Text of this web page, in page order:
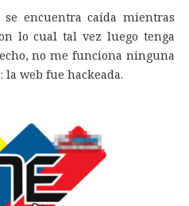
se encuentra caída mientras
lo cual tal vez luego tenga
no me funciona ninguna
web fue hackeada.